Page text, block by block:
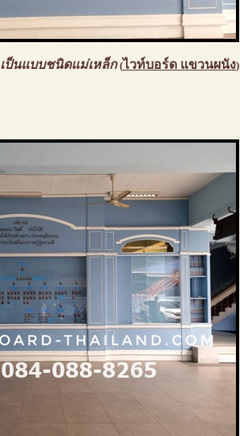
เป็นแบบชนิดแม่เหล็ก(ไวท์บอร์ด แขวนผนัง)